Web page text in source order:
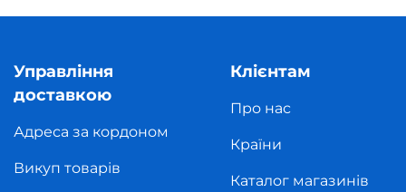
Управління
доставкою
Адреса за кордоном
Викуп товарів
Клієнтам
Про нас
Країни
Каталог магазинів